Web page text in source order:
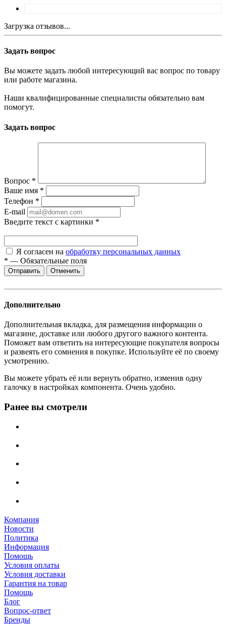
Загрузка отзывов...
Задать вопрос
Вы можете задать любой интересующий вас вопрос по товару
или работе магазина.
Наши квалифицированные специалисты обязательно вам
помогут.
Задать вопрос
Вопрос *
Ваше имя *
Телефон *
E-mail
Введите текст с картинки *
Я согласен на обработку персональных данных
* — Обязательные поля
Отменить
Дополнительно
Дополнительная вкладка, для размещения информации о
магазине, доставке или любого другого важного контента.
Поможет вам ответить на интересующие покупателя вопросы
и развеять его сомнения в покупке. Используйте её по своему
усмотрению.
Вы можете убрать её или вернуть обратно, изменив одну
галочку в настройках компонента. Очень удобно.
Ранее вы смотрели
Компания
Новости
Политика
Информация
Помощь
Условия оплаты
Условия доставки
Гарантия на товар
Помощь
Блог
Вопрос-ответ
Бренды